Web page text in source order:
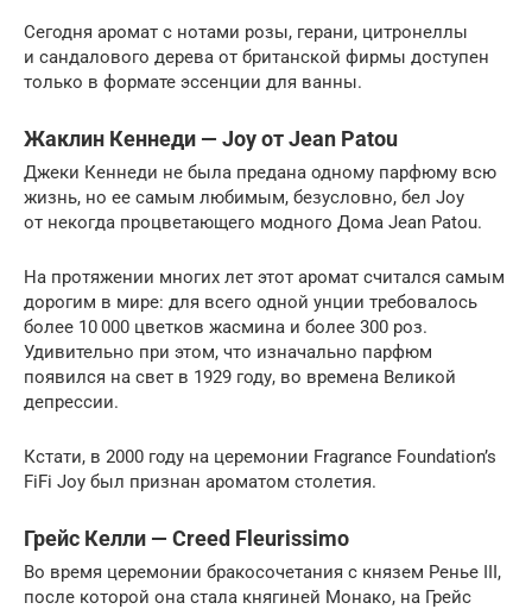
Сегодня аромат с нотами розы, герани, цитронеллы
и сандалового дерева от британской фирмы доступен
только в формате эссенции для ванны.
Жаклин Кеннеди — Joy от Jean Patou
Джеки Кеннеди не была предана одному парфюму всю
жизнь, но ее самым любимым, безусловно, бел Joy
от некогда процветающего модного Дома Jean Patou.
На протяжении многих лет этот аромат считался самым
дорогим в мире: для всего одной унции требовалось
более 10 000 цветков жасмина и более 300 роз.
Удивительно при этом, что изначально парфюм
появился на свет в 1929 году, во времена Великой
депрессии.
Кстати, в 2000 году на церемонии Fragrance Foundation’s
FiFi Joy был признан ароматом столетия.
Грейс Келли — Creed Fleurissimo
Во время церемонии бракосочетания с князем Ренье III,
после которой она стала княгиней Монако, на Грейс